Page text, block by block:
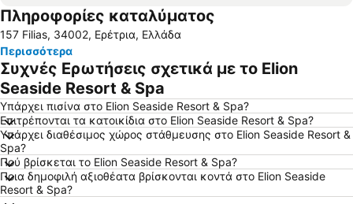
Βριλήσσια
Άλσος Νέας Φιλαδέλφειας
Κολωνάκι
Χαϊδάρι
Νέο Ηράκλειο Αττικής
Αιγάλεω
Ψυρρή
Παραλία Κύμης
Ακρόπολη Αθηνών
Ηλιούπολη
Ampelokipoi
Παραδοσιακός Οικισμός Πλάκας
χολαργος
κουκακι
Ιερά Οδός
Πήλι
Πληροφορίες καταλύματος
157 Filias, 34002, Ερέτρια, Ελλάδα
Περισσότερα
Συχνές Ερωτήσεις σχετικά με το Elion
Seaside Resort & Spa
Υπάρχει πισίνα στο Elion Seaside Resort & Spa?
Επιτρέπονται τα κατοικίδια στο Elion Seaside Resort & Spa?
Υπάρχει διαθέσιμος χώρος στάθμευσης στο Elion Seaside Resort &
Spa?
Πού βρίσκεται το Elion Seaside Resort & Spa?
Ποια δημοφιλή αξιοθέατα βρίσκονται κοντά στο Elion Seaside
Resort & Spa?